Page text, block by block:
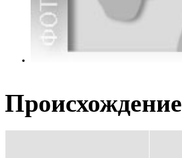
Происхождение